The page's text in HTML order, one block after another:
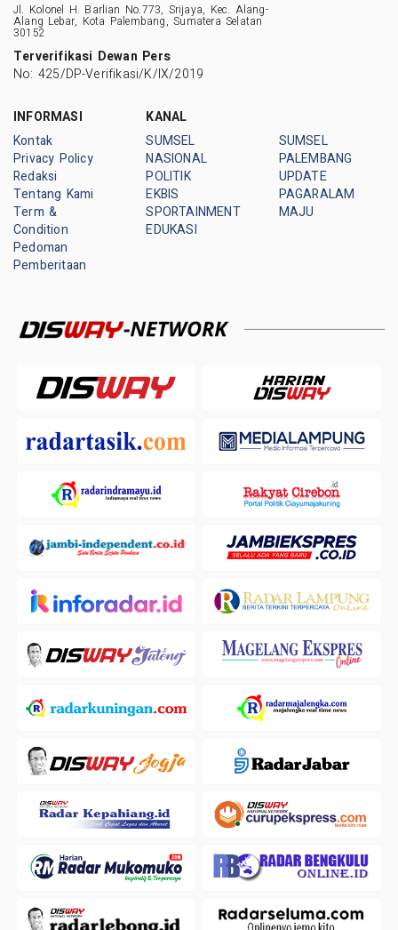
Jl. Kolonel H. Barlian No.773, Srijaya, Kec. Alang-
Alang Lebar, Kota Palembang, Sumatera Selatan
30152
Terverifikasi Dewan Pers
No: 425/DP-Verifikasi/K/IX/2019
INFORMASI
Kontak
Privacy Policy
Redaksi
Tentang Kami
Term &
Condition
Pedoman
Pemberitaan
KANAL
SUMSEL
NASIONAL
POLITIK
EKBIS
SPORTAINMENT
EDUKASI
SUMSEL
PALEMBANG
UPDATE
PAGARALAM
MAJU